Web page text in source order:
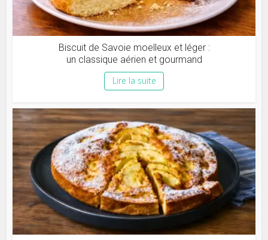
Biscuit de Savoie moelleux et léger :
un classique aérien et gourmand
Lire la suite